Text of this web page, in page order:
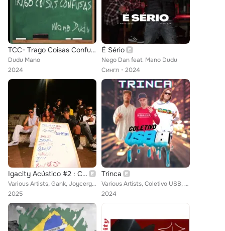
TCC- Trago Coisas Confusas
Dudu Mano
2024
É Sério
Nego Dan feat. Mano Dudu
Сингл
2024
Igacity Acústico #2 : Cicatrizes & Flores
Various Artists, Gank, Joycergm, Dka$h, Wika void, $Hunter L dragon$, McKaykesp, Showza, mano DUDU, MC KL FR
2025
Trinca
Various Artists, Coletivo USB, Mano Dudu, Kblo Dub, Mano Totas
2024